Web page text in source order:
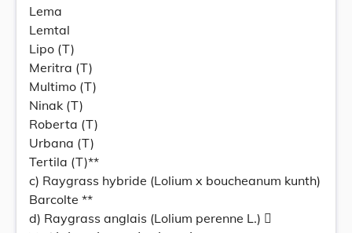
Lema
Lemtal
Lipo (T)
Meritra (T)
Multimo (T)
Ninak (T)
Roberta (T)
Urbana (T)
Tertila (T)**
c) Raygrass hybride (Lolium x boucheanum kunth)
Barcolte **
d) Raygrass anglais (Lolium perenne L.) 